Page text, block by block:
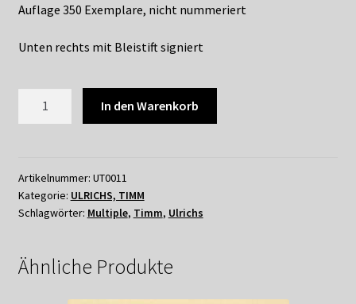
Auflage 350 Exemplare, nicht nummeriert
Unten rechts mit Bleistift signiert
KONSTRUKTION
I
1960/70
In den Warenkorb
Artikelnummer: UT0011
Kategorie: ULRICHS, TIMM
Schlagwörter: Multiple, Timm, Ulrichs
Ähnliche Produkte